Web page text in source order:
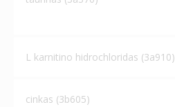
L karnitino hidrochloridas (3а910)
cinkas (3b605)